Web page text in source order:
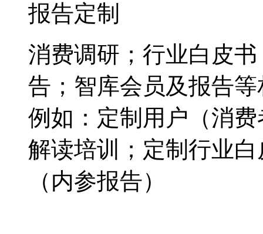
报告定制
消费调研；行业白皮
告；智库会员及报告
例如：定制用户（消
解读培训；定制行业
（内参报告）